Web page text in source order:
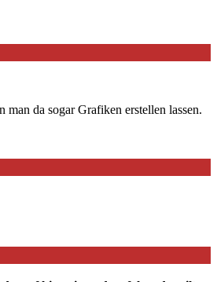
da sogar Grafiken erstellen lassen.